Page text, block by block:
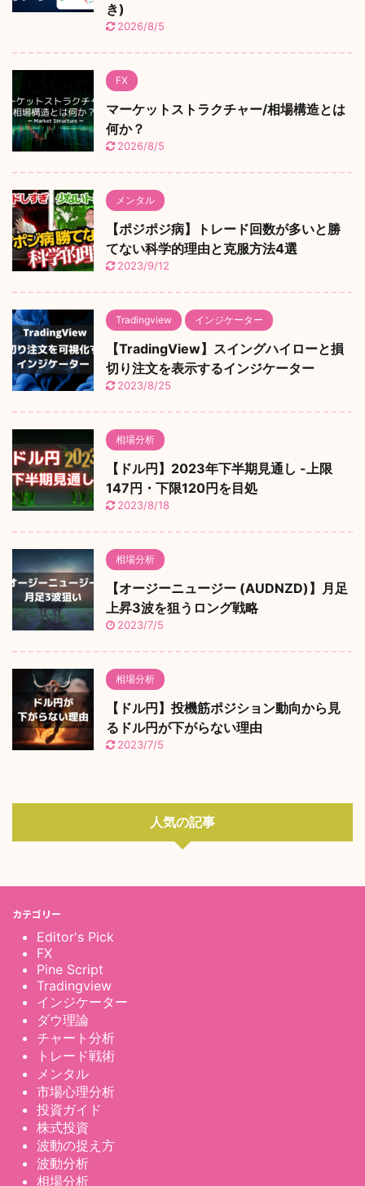
き)
2026/8/5
FX
マーケットストラクチャー/相場構造とは
何か？
2026/8/5
メンタル
【ポジポジ病】トレード回数が多いと勝
てない科学的理由と克服方法4選
2023/9/12
Tradingview インジケーター
【TradingView】スイングハイローと損
切り注文を表示するインジケーター
2023/8/25
相場分析
【ドル円】2023年下半期見通し -上限
147円・下限120円を目処
2023/8/18
相場分析
【オージーニュージー (AUDNZD)】月足
上昇3波を狙うロング戦略
2023/7/5
相場分析
【ドル円】投機筋ポジション動向から見
るドル円が下がらない理由
2023/7/5
人気の記事
カテゴリー
Editor's Pick
FX
Pine Script
Tradingview
インジケーター
ダウ理論
チャート分析
トレード戦術
メンタル
市場心理分析
投資ガイド
株式投資
波動の捉え方
波動分析
相場分析